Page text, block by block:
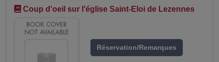
Coup d'oeil sur l'église Saint-Eloi de Lezennes
Réservation/Remarques